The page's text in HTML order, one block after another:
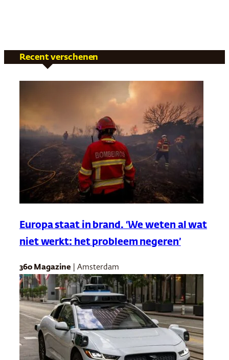
Recent verschenen
Europa staat in brand. ‘We weten al wat
niet werkt: het probleem negeren’
360 Magazine | Amsterdam